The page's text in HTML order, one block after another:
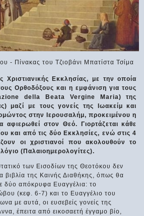
- Πίνακας του Τζιοβάνι Μπατίστα Τσίμα
Χριστιανικής Εκκλησίας, με την οποία
Ορθοδόξους και η εμφάνιση για τους
della Beata Vergine Maria) της
μαζί με τους γονείς της Ιωακείμ και
στην Ιερουσαλήμ, προκειμένου η
αφιερωθεί στον Θεό. Γιορτάζεται κάθε
και από τις δύο Εκκλησίες, ενώ στις 4
οι χριστιανοί που ακολουθούν το
(Παλαιοημερολογίτες).
των Εισοδίων της Θεοτόκου δεν
βιβλία της Καινής Διαθήκης, όπως θα
δύο απόκρυφα Ευαγγέλια: το
(κεφ. 6-7) και το Ευαγγέλιο του
με αυτά, οι ευσεβείς γονείς της
έπειτα από εικοσαετή έγγαμο βίο,